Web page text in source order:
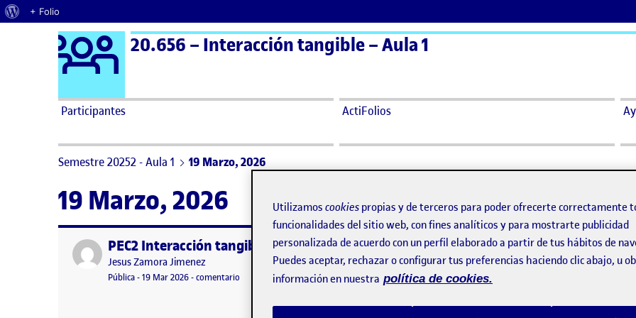
Acerca de WordPress
+ Folio
Saltar al contenido Logo Ágora
20.656 – Interacción tangible – Aula 1
Participantes ActiFolios
Semestre 20252 - Aula 1 19 Marzo, 2026
19 Marzo, 2026
Publicado porPEC2 Interacción tangible
Publicado por
Jesus Zamora Jimenez
Visibilidad:
Pública-Fecha de publicación
19 Mar 2026-comentario en PEC2 Interacción tangible
Utilizamos cookies propias y de terceros para poder ofrecerte correctamente
funcionalidades del sitio web, con fines analíticos y para mostrarte publicidad
personalizada de acuerdo con un perfil elaborado a partir de tus hábitos de
Puedes aceptar, rechazar o configurar tus preferencias haciendo clic abajo, u
información en nuestra política de cookies.